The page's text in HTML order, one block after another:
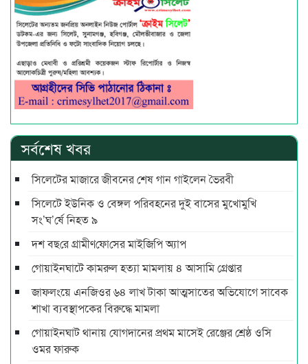
সর্বশেষ খবর
সিলেটের মাজারে জীবনের শেষ গান গাইলেন ভৈরবী
সিলেটে ইউনিক ও বেঙ্গল পরিবহনের দুই বাসের মুখোমুখি
সং’ঘ’র্ষে নিহত ৯
দশ বছ‌রে গ্রামীণ‌ফো‌সের মাইজিপি অ্যাপ
গোয়াইনঘাটে কামরুল হত্যা মামলায় ৪ আসামি গ্রেপ্তার
জাফলংয়ে এনজিওর ৬৪ লাখ টাকা আত্মসাতের অভিযোগে সাবেক
শাখা ব্যবস্থাপকের বিরুদ্ধে মামলা
গোয়াইনঘাট থানায় যোগদানের প্রথম মাসেই রেঞ্জের শ্রেষ্ঠ ওসি
ওমর ফারুক